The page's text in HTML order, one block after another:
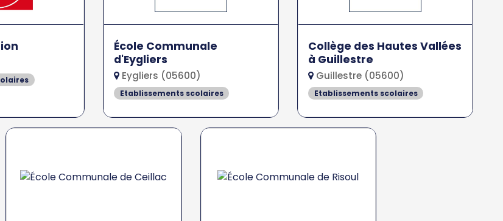
École Communale
d'Eygliers
Eygliers (05600)
Etablissements scolaires
Collège des Hautes Vallées
à Guillestre
Guillestre (05600)
Etablissements scolaires